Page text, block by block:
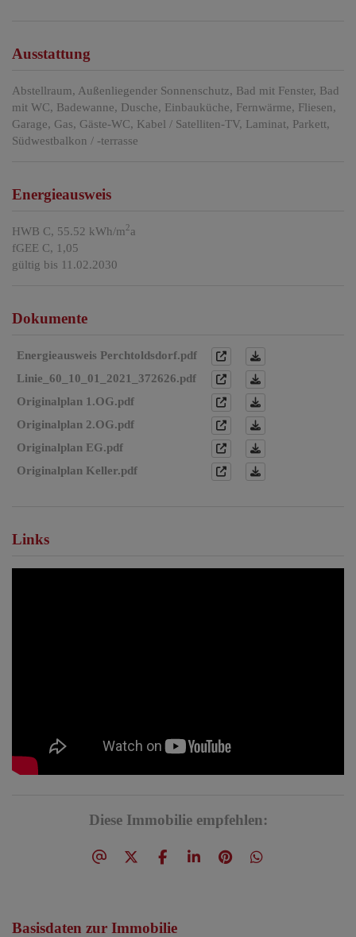
Ausstattung
Abstellraum Außenliegender Sonnenschutz Bad mit Fenster Bad
mit WC
Badewanne Dusche Einbauküche Fernwärme
Fliesen
Garage
Gas Gäste-WC Kabel / Satelliten-TV Laminat Parkett
Südwestbalkon / -terrasse
Energieausweis
HWB C, 55.52 kWh/m2a
fGEE C, 1,05
gültig bis 11.02.2030
Dokumente
Energieausweis Perchtoldsdorf.pdf
Linie_60_10_01_2021_372626.pdf
Originalplan 1.OG.pdf
Originalplan 2.OG.pdf
Originalplan EG.pdf
Originalplan Keller.pdf
Links
Diese Immobilie empfehlen:
Basisdaten zur Immobilie